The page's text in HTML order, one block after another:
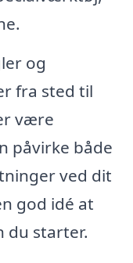
og
fra sted til
være
påvirke både
ved dit
god idé at
du starter.